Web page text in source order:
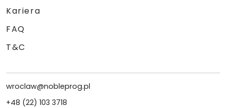
Kariera
FAQ
T&C
wroclaw@nobleprog.pl
+48 (22) 103 3718